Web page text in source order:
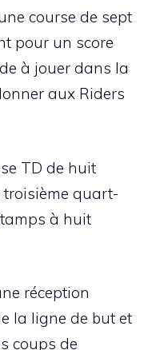
course de sept
pour un score
à jouer dans la
aux Riders
TD de huit
troisième quart-
à huit
réception
la ligne de but et
coups de